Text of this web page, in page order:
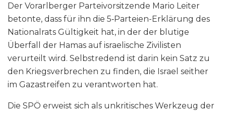
Der Vorarlberger Parteivorsitzende Mario Leiter
betonte, dass für ihn die 5‑Parteien-Erklärung des
Nationalrats Gültigkeit hat, in der der blutige
Überfall der Hamas auf israelische Zivilisten
verurteilt wird. Selbstredend ist darin kein Satz zu
den Kriegsverbrechen zu finden, die Israel seither
im Gazastreifen zu verantworten hat.
Die SPÖ erweist sich als unkritisches Werkzeug der